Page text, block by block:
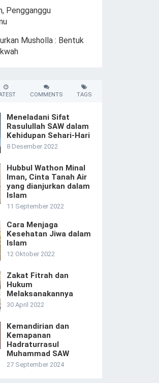
Pengganggu
Musholla : Bentuk
COMMENTS TAGS
Meneladani Sifat
Rasulullah SAW dalam
Kehidupan Sehari-Hari
8 Desember 2022
Hubbul Wathon Minal
Iman, Cinta Tanah Air
yang dianjurkan dalam
Islam
11 September 2022
Cara Menjaga
Kesehatan Jiwa dalam
Islam
12 Oktober 2022
Zakat Fitrah dan
Hukum
Melaksanakannya
30 April 2022
Kemandirian dan
Kemapanan
Hadraturrasul
Muhammad SAW
27 September 2024